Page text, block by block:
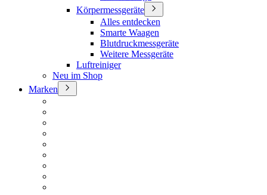
Körpermessgeräte
Alles entdecken
Smarte Waagen
Blutdruckmessgeräte
Weitere Messgeräte
Luftreiniger
Neu im Shop
Marken